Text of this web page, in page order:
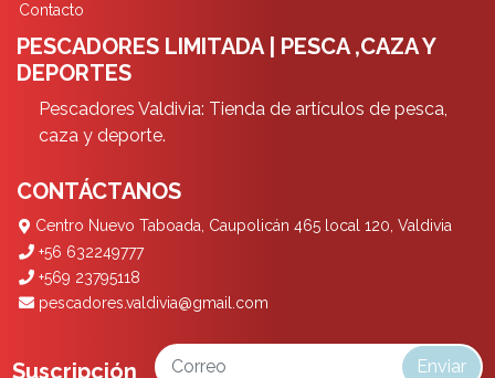
Contacto
PESCADORES LIMITADA | PESCA ,CAZA Y
DEPORTES
Pescadores Valdivia: Tienda de artículos de pesca,
caza y deporte.
CONTÁCTANOS
Centro Nuevo Taboada, Caupolicán 465 local 120, Valdivia
+56 632249777
+569 23795118
pescadores.valdivia@gmail.com
Suscripción Enviar